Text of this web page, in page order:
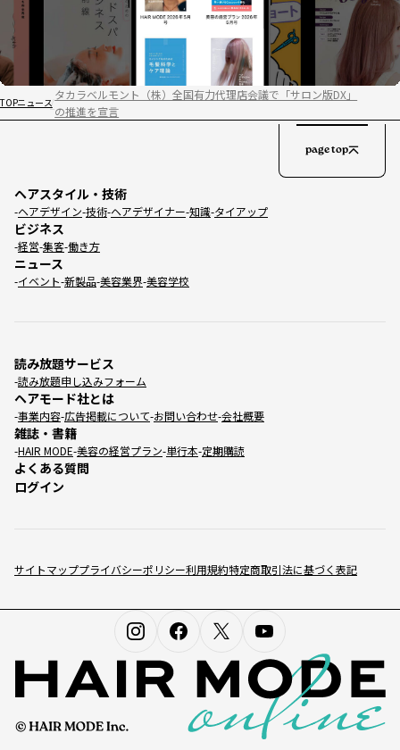
TOPニュース
タカラベルモント（株）全国有力代理店会議で「サロン版DX」
の推進を宣言
サイトマッププライバシーポリシー利用規約特定商取引法に基づく表記
ヘアスタイル・技術
ヘアデザイン 技術 ヘアデザイナー 知識 タイアップ
ビジネス
経営 集客 働き方
ニュース
イベント 新製品 美容業界 美容学校
読み放題サービス
読み放題申し込みフォーム
ヘアモード社とは
事業内容 広告掲載について お問い合わせ 会社概要
雑誌・書籍
HAIR MODE 美容の経営プラン 単行本 定期購読
よくある質問
ログイン
page top